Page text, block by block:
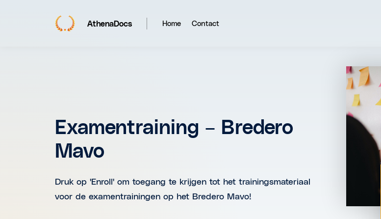
AthenaDocs Home Contact
Examentraining – Bredero
Mavo
Druk op 'Enroll' om toegang te krijgen tot het trainingsmateriaal
voor de examentrainingen op het Bredero Mavo!